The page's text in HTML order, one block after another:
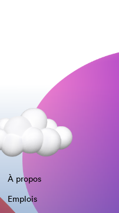
À propos
Emplois